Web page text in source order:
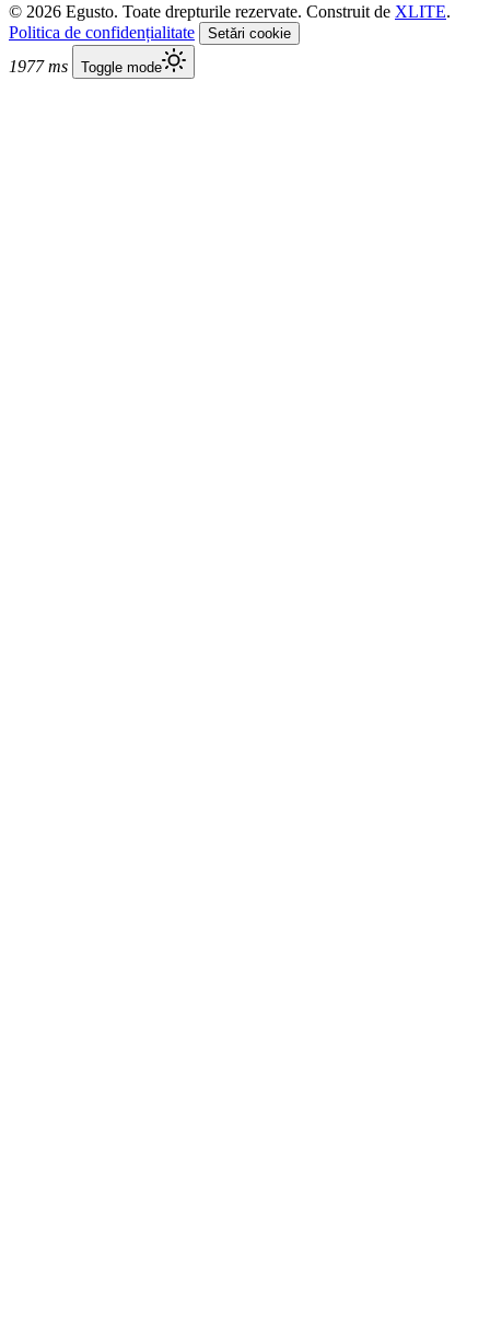
© 2026 Egusto. Toate drepturile rezervate. Construit de XLITE.
Politica de confidențialitate
Setări cookie
1977 ms Toggle mode